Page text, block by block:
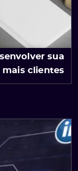
sua
mais clientes